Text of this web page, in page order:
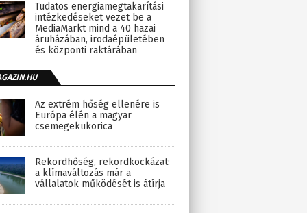
Tudatos energiamegtakarítási
intézkedéseket vezet be a
MediaMarkt mind a 40 hazai
áruházában, irodaépületében
és központi raktárában
Az extrém hőség ellenére is
Európa élén a magyar
csemegekukorica
Rekordhőség, rekordkockázat:
a klímaváltozás már a
vállalatok működését is átírja